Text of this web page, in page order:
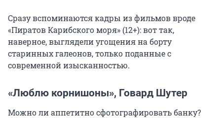
Сразу вспоминаются кадры из фильмов вроде
«Пиратов Карибского моря» (12+): вот так,
наверное, выглядели угощения на борту
старинных галеонов, только поданные с
современной изысканностью.
«Люблю корнишоны», Говард Шутер
Можно ли аппетитно сфотографировать банку?